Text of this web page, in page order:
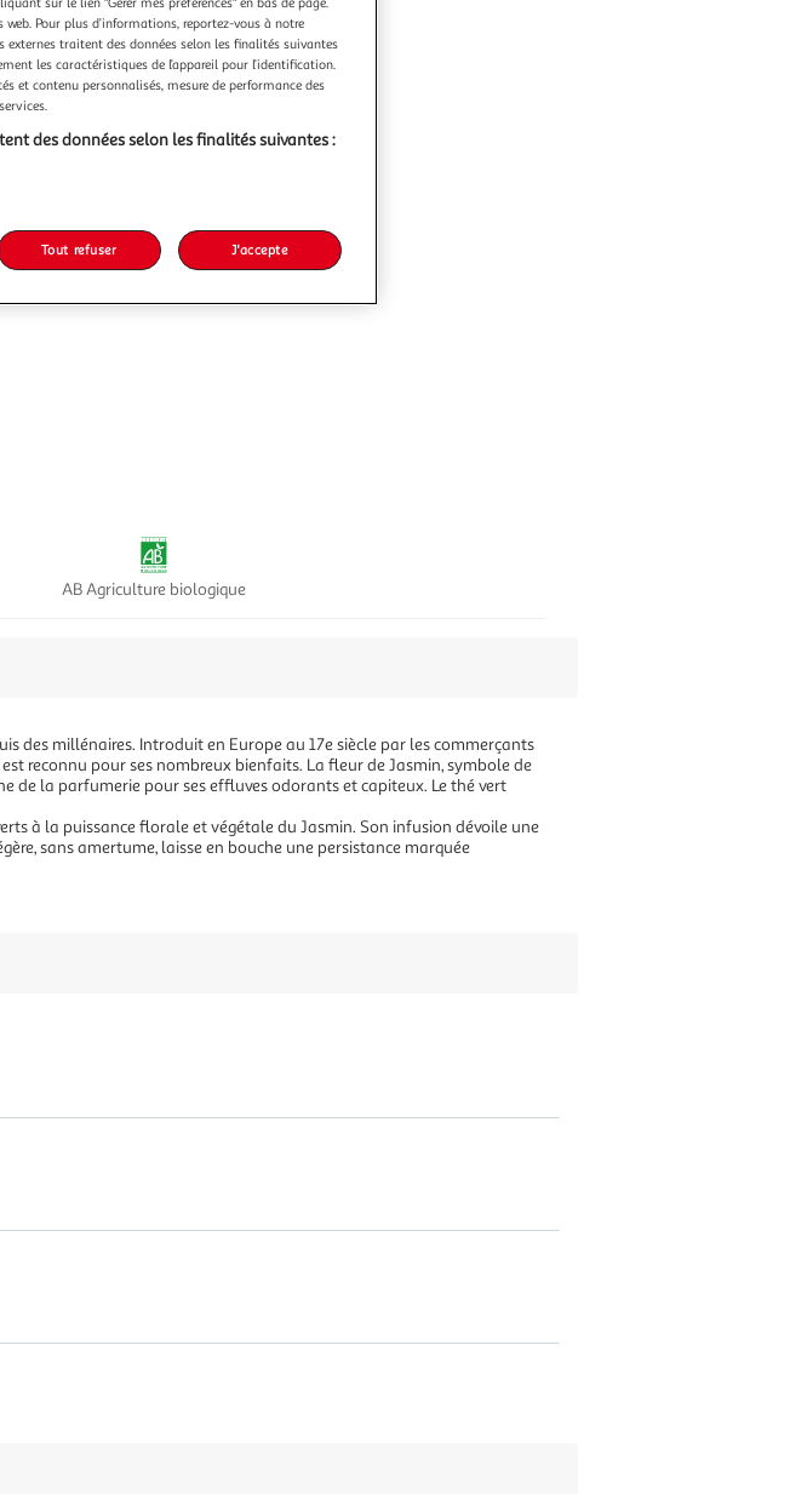
AB Agriculture biologique
des millénaires. Introduit en Europe au 17e siècle par les commerçants
reconnu pour ses nombreux bienfaits. La fleur de Jasmin, symbole de
de la parfumerie pour ses effluves odorants et capiteux. Le thé vert
à la puissance florale et végétale du Jasmin. Son infusion dévoile une
sans amertume, laisse en bouche une persistance marquée
Pour plus d’informations, reportez-vous à notre
traitent des données selon les finalités suivantes
les caractéristiques de l’appareil pour l’identification.
et contenu personnalisés, mesure de performance des
des données selon les finalités suivantes :
Tout refuser J'accepte